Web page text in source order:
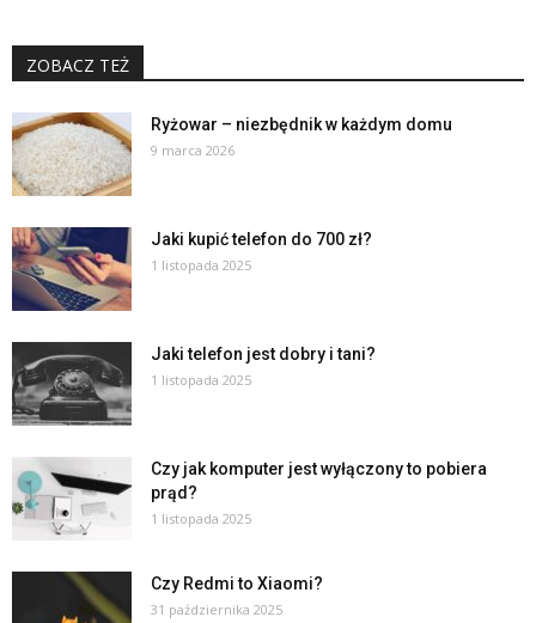
ZOBACZ TEŻ
Ryżowar – niezbędnik w każdym domu
9 marca 2026
Jaki kupić telefon do 700 zł?
1 listopada 2025
Jaki telefon jest dobry i tani?
1 listopada 2025
Czy jak komputer jest wyłączony to pobiera
prąd?
1 listopada 2025
Czy Redmi to Xiaomi?
31 października 2025